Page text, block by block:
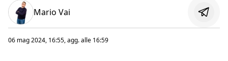
Mario Vai
06 mag 2024, 16:55, agg. alle 16:59